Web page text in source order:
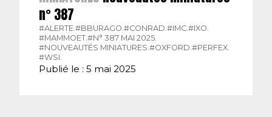
n° 387
#ALERTE.#BBURAGO.#CONRAD.#IMC.#IXO.
#MAMMOET.#N° 387 MAI 2025.
#NOUVEAUTÉS MINIATURES.#OXFORD.#PERFEX.
#WSI.
Publié le : 5 mai 2025